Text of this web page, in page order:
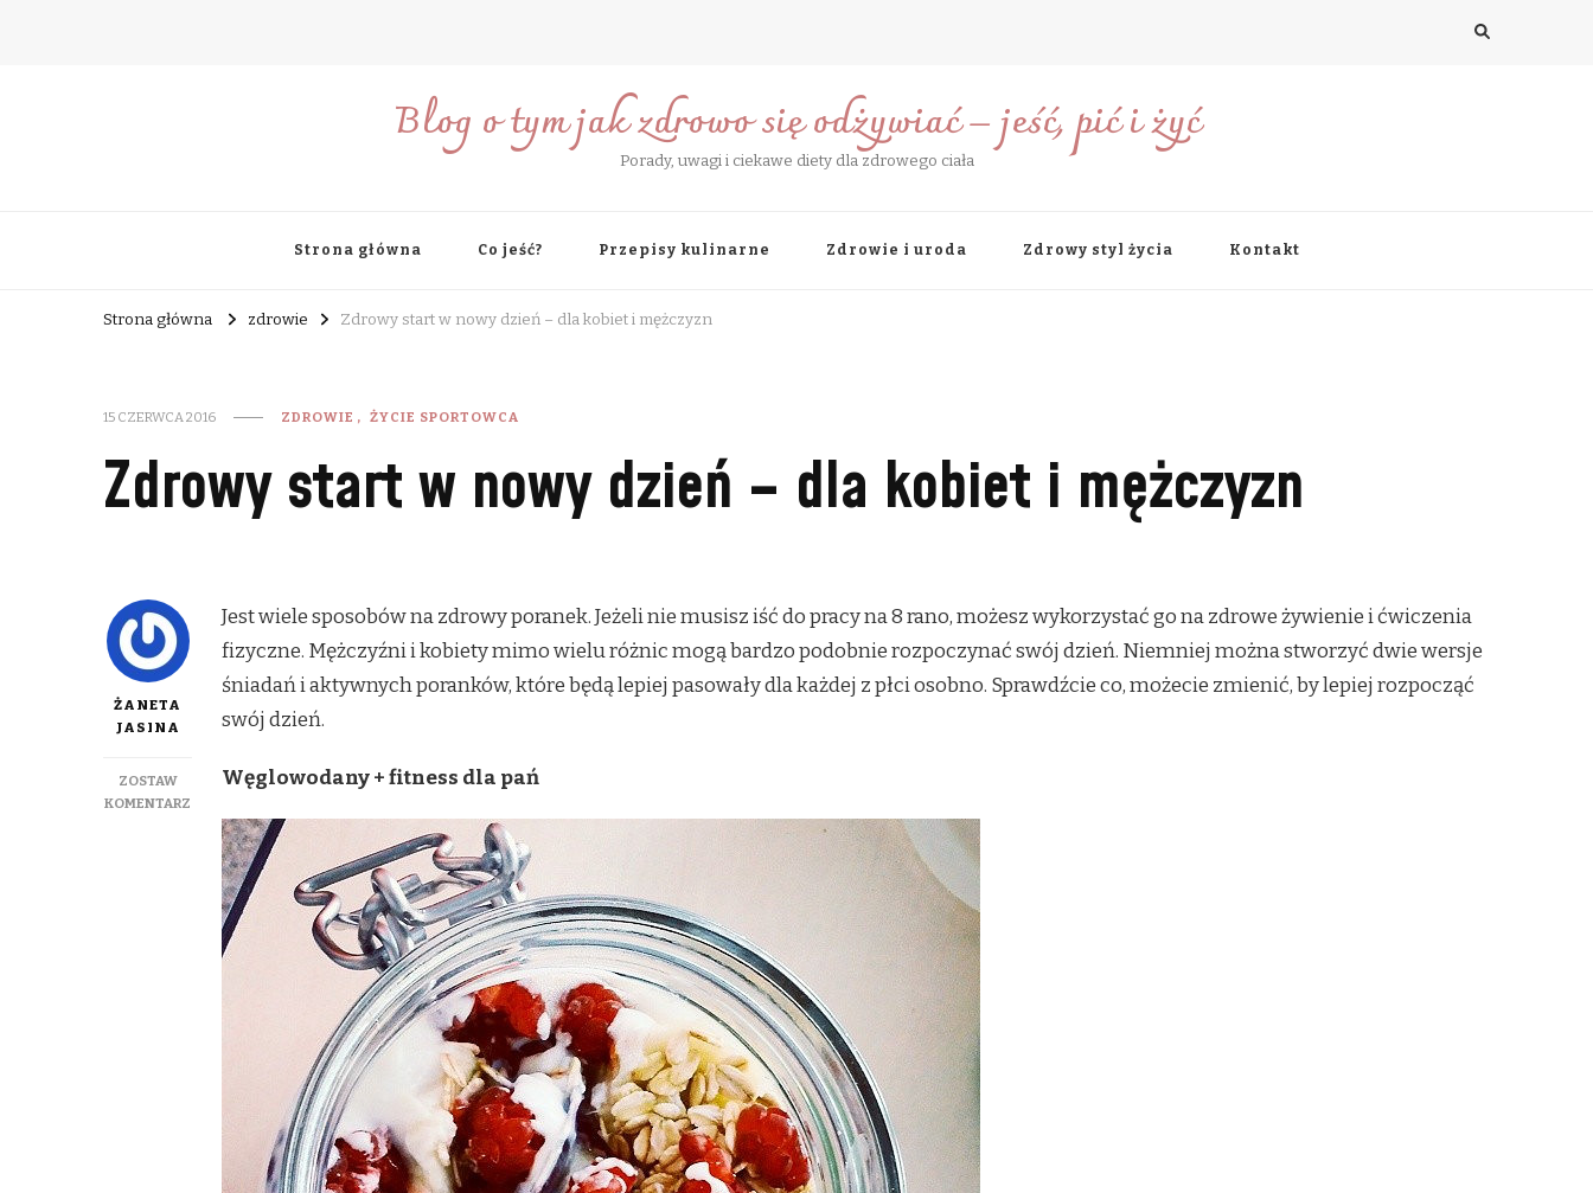
Blog o tym jak zdrowo się odżywiać – jeść, pić i żyć
Porady, uwagi i ciekawe diety dla zdrowego ciała
Strona główna Co jeść? Przepisy kulinarne Zdrowie i uroda Zdrowy styl życia Kontakt
Strona główna zdrowie Zdrowy start w nowy dzień – dla kobiet i mężczyzn
15 CZERWCA 2016 ZDROWIE ŻYCIE SPORTOWCA
Zdrowy start w nowy dzień – dla kobiet i mężczyzn
ŻANETA
JASINA
ZOSTAW
KOMENTARZ
ZDROWY
START
NOWY
DZIEŃ
Jest wiele sposobów na zdrowy poranek. Jeżeli nie musisz iść do pracy na 8 rano, możesz wykorzystać go na zdrowe żywienie i ćwiczenia
fizyczne. Mężczyźni i kobiety mimo wielu różnic mogą bardzo podobnie rozpoczynać swój dzień. Niemniej można stworzyć dwie wersje
śniadań i aktywnych poranków, które będą lepiej pasowały dla każdej z płci osobno. Sprawdźcie co, możecie zmienić, by lepiej rozpocząć
swój dzień.
Węglowodany + fitness dla pań